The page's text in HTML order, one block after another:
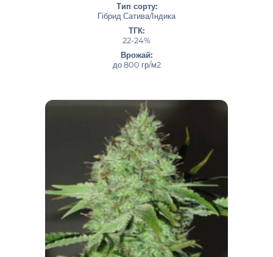
Тип сорту:
Гібрид Сатива/Індика
ТГК:
22-24%
Врожай:
до 800 гр/м2